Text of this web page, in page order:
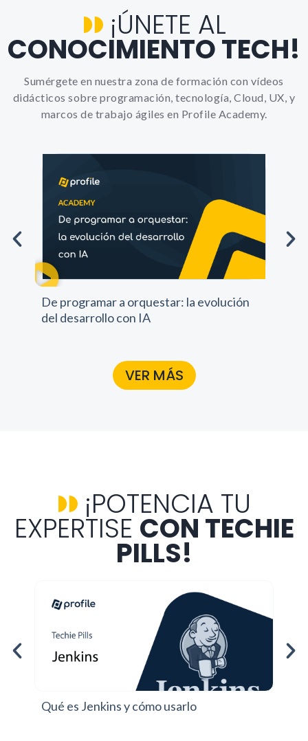
¡ÚNETE AL
CONOCIMIENTO TECH!
Sumérgete en nuestra zona de formación con vídeos
didácticos sobre programación, tecnología, Cloud, UX, y
marcos de trabajo ágiles en Profile Academy.
De programar a orquestar: la evolución
del desarrollo con IA
VER MÁS
¡POTENCIA TU
EXPERTISE CON TECHIE
PILLS!
Qué es Jenkins y cómo usarlo